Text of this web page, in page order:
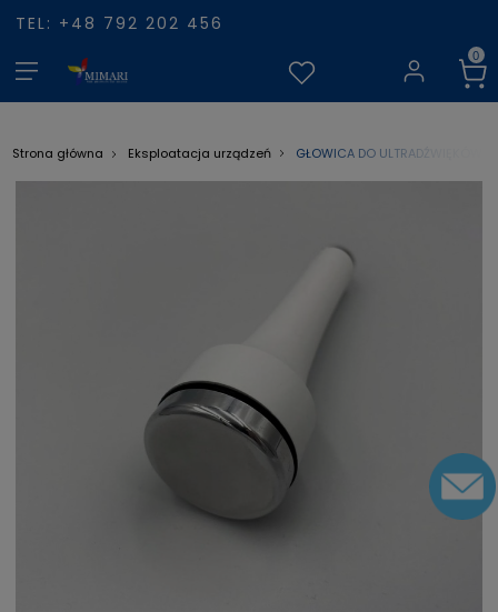
TEL: +48 792 202 456
Strona główna Eksploatacja urządzeń GŁOWICA DO ULTRADŹWIĘKÓW